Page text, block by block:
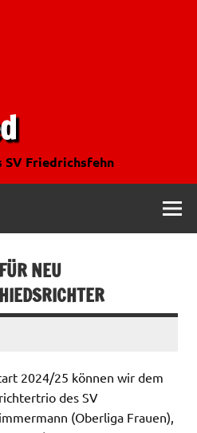
Friedrichsfehn
NEU
2024/25 können wir dem
des SV
(Oberliga Frauen),